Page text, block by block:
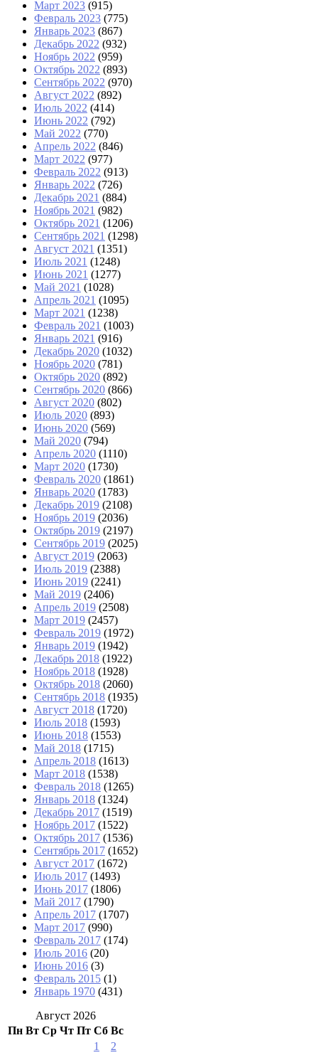
Март 2023 (915)
Февраль 2023 (775)
Январь 2023 (867)
Декабрь 2022 (932)
Ноябрь 2022 (959)
Октябрь 2022 (893)
Сентябрь 2022 (970)
Август 2022 (892)
Июль 2022 (414)
Июнь 2022 (792)
Май 2022 (770)
Апрель 2022 (846)
Март 2022 (977)
Февраль 2022 (913)
Январь 2022 (726)
Декабрь 2021 (884)
Ноябрь 2021 (982)
Октябрь 2021 (1206)
Сентябрь 2021 (1298)
Август 2021 (1351)
Июль 2021 (1248)
Июнь 2021 (1277)
Май 2021 (1028)
Апрель 2021 (1095)
Март 2021 (1238)
Февраль 2021 (1003)
Январь 2021 (916)
Декабрь 2020 (1032)
Ноябрь 2020 (781)
Октябрь 2020 (892)
Сентябрь 2020 (866)
Август 2020 (802)
Июль 2020 (893)
Июнь 2020 (569)
Май 2020 (794)
Апрель 2020 (1110)
Март 2020 (1730)
Февраль 2020 (1861)
Январь 2020 (1783)
Декабрь 2019 (2108)
Ноябрь 2019 (2036)
Октябрь 2019 (2197)
Сентябрь 2019 (2025)
Август 2019 (2063)
Июль 2019 (2388)
Июнь 2019 (2241)
Май 2019 (2406)
Апрель 2019 (2508)
Март 2019 (2457)
Февраль 2019 (1972)
Январь 2019 (1942)
Декабрь 2018 (1922)
Ноябрь 2018 (1928)
Октябрь 2018 (2060)
Сентябрь 2018 (1935)
Август 2018 (1720)
Июль 2018 (1593)
Июнь 2018 (1553)
Май 2018 (1715)
Апрель 2018 (1613)
Март 2018 (1538)
Февраль 2018 (1265)
Январь 2018 (1324)
Декабрь 2017 (1519)
Ноябрь 2017 (1522)
Октябрь 2017 (1536)
Сентябрь 2017 (1652)
Август 2017 (1672)
Июль 2017 (1493)
Июнь 2017 (1806)
Май 2017 (1790)
Апрель 2017 (1707)
Март 2017 (990)
Февраль 2017 (174)
Июль 2016 (20)
Июнь 2016 (3)
Февраль 2015 (1)
Январь 1970 (431)
Август 2026
Пн Вт Ср Чт Пт Сб Вс
1
2